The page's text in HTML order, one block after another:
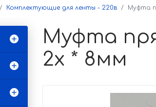
Комплектующие для ленты - 220в Муфта
Муфта
2x * 8мм